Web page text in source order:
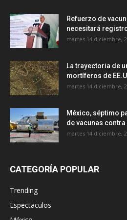
Refuerzo de
necesitará
martes 14 diciembre,
La trayectoria de
mortíferos de
martes 14 diciembre,
México, séptimo
de vacunas contra
martes 14 diciembre,
CATEGORÍA POPULAR
Trending
Espectaculos